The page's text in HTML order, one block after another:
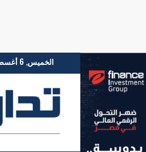
الخميس, 6 أغسطس 2026 | 3:38 مساءً